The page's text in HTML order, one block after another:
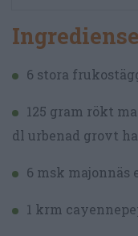
6 stora
125 gram rökt
dl urbenad grovt
6 msk
1 krm